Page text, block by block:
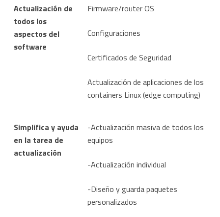
Actualización de
todos los
aspectos del
software
Firmware/router OS
Configuraciones
Certificados de Seguridad
Actualización de aplicaciones de los
containers Linux (edge computing)
Simplifica y ayuda
en la tarea de
actualización
-Actualización masiva de todos los
equipos
-Actualización individual
-Diseño y guarda paquetes
personalizados